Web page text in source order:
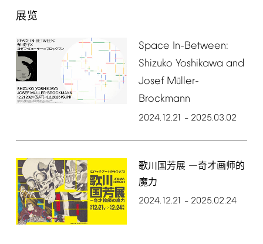
展览
Space In-Between:
Shizuko Yoshikawa and
Josef Müller-
Brockmann
2024.12.21 – 2025.03.02
歌川国芳展 ―奇才画师的
魔力
2024.12.21 – 2025.02.24